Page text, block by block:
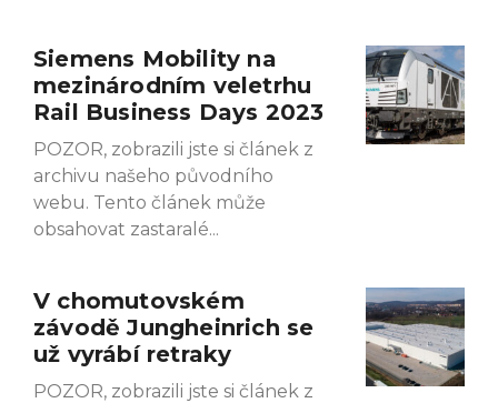
Siemens Mobility na
mezinárodním veletrhu
Rail Business Days 2023
POZOR, zobrazili jste si článek z
archivu našeho původního
webu. Tento článek může
obsahovat zastaralé
V chomutovském
závodě Jungheinrich se
už vyrábí retraky
POZOR, zobrazili jste si článek z